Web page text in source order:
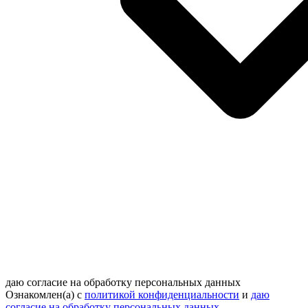
даю согласие на обработку персональных данных
Ознакомлен(а) с политикой конфиденциальности и даю